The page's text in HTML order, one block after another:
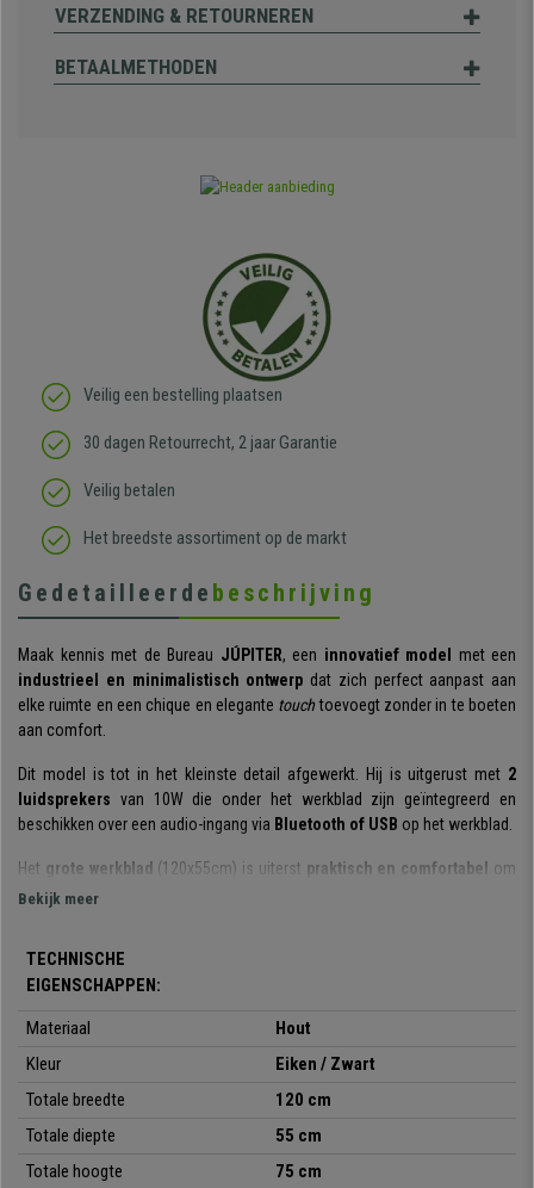
VERZENDING & RETOURNEREN
BETAALMETHODEN
Veilig een bestelling plaatsen
30 dagen Retourrecht, 2 jaar Garantie
Veilig betalen
Het breedste assortiment op de markt
Gedetailleerde beschrijving
Maak kennis met de Bureau JÚPITER, een innovatief model
met een
industrieel en minimalistisch ontwerp dat zich perfect aanpast aan
elke ruimte en een chique en elegante touchtoevoegt zonder in te boeten
aan comfort.
Dit model is tot in het kleinste detail afgewerkt. Hij is uitgerust met 2
luidsprekers van 10W die onder het werkblad zijn geïntegreerd en
beschikken over een audio-ingang via Bluetooth of USB op het werkblad.
Het grote werkblad (120x55cm) is uiterst praktisch en comfortabel om
te studeren of werken. Bovendien is dit model uitgerust met
Bovendien worden de RCA-kabel van 50 cm en USB kabel van 120 cm
zwarte bedieningselement
op het werkblad.
terwijl de poten gemaakt zijn van
massief zwart metaal
van de tafel bevinden zich twee zwarte PVC-inzetstukken die de bureau
Bekijk meer
TECHNISCHE
EIGENSCHAPPEN:
Materiaal
Hout
Kleur
Eiken / Zwart
Totale breedte
120 cm
Totale diepte
55 cm
Totale hoogte
75 cm